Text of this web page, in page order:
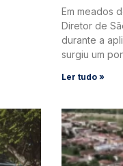
Em meados
Diretor de
durante a
surgiu um
Ler tudo »